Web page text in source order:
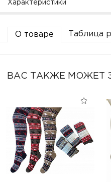
Характеристики
О товаре Таблица
ВАС ТАКЖЕ МОЖЕТ